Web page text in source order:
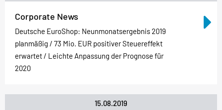
Corporate News
Deutsche EuroShop: Neunmonatsergebnis 2019
planmäßig / 73 Mio. EUR positiver Steuereffekt
erwartet / Leichte Anpassung der Prognose für
2020
15.08.2019